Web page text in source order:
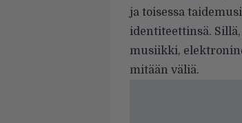
ja toisessa
identiteettinsä.
musiikki,
mitään väliä.